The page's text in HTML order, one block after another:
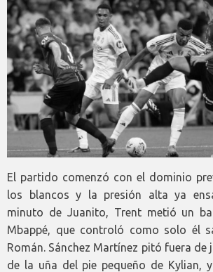
El partido comenzó con el dominio
los blancos y la presión alta ya
minuto de Juanito, Trent metió un
Mbappé, que controló como solo él
Román. Sánchez Martínez pitó fuera de
de la uña del pie pequeño de Kylian,